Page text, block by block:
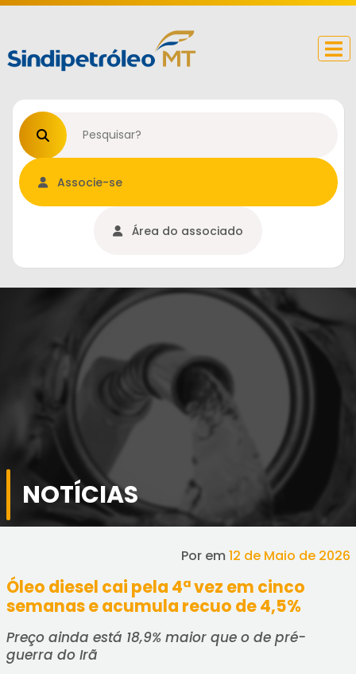
Procurar no site
Associe-se
Área do associado
NOTÍCIAS
Por em 12 de Maio de 2026
Óleo diesel cai pela 4ª vez em cinco
semanas e acumula recuo de 4,5%
Preço ainda está 18,9% maior que o de pré-
guerra do Irã